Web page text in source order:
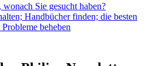
Sie gesucht haben?
Handbücher finden; die besten
beheben